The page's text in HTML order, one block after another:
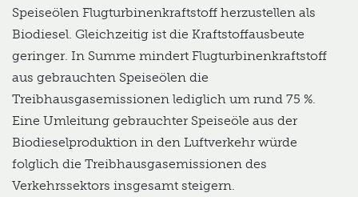
Speiseölen Flugturbinenkraftstoff herzustellen als
Biodiesel. Gleichzeitig ist die Kraftstoffausbeute
geringer. In Summe mindert Flugturbinenkraftstoff
aus gebrauchten Speiseölen die
Treibhausgasemissionen lediglich um rund 75 %.
Eine Umleitung gebrauchter Speiseöle aus der
Biodieselproduktion in den Luftverkehr würde
folglich die Treibhausgasemissionen des
Verkehrssektors insgesamt steigern.